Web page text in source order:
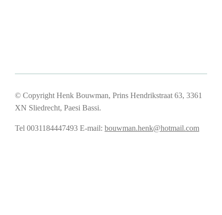
© Copyright Henk Bouwman, Prins Hendrikstraat 63, 3361
XN Sliedrecht, Paesi Bassi.
Tel 0031184447493 E-mail: bouwman.henk@hotmail.com